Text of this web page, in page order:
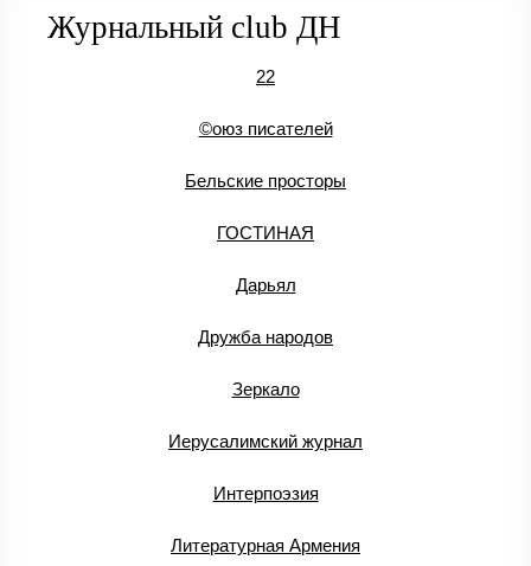
Журнальный club ДН
22
©оюз писателей
Бельские просторы
ГОСТИНАЯ
Дарьял
Дружба народов
Зеркало
Иерусалимский журнал
Интерпоэзия
Литературная Армения